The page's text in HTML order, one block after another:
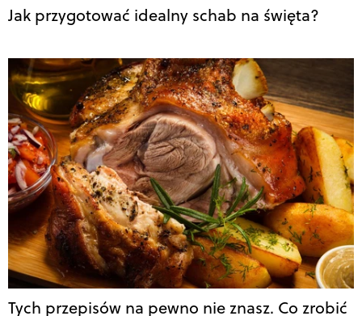
Jak przygotować idealny schab na święta?
Tych przepisów na pewno nie znasz. Co zrobić